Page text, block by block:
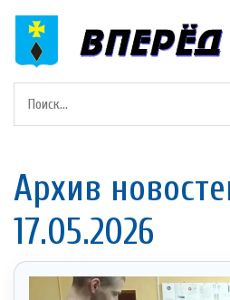
Архив
17.05.2026